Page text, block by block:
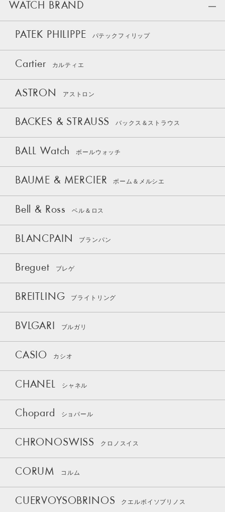
WATCH BRAND
PATEK PHILIPPE パテックフィリップ
Cartier カルティエ
ASTRON アストロン
BACKES & STRAUSS バックス＆ストラウス
BALL Watch ボールウォッチ
BAUME & MERCIER ボーム＆メルシエ
Bell & Ross ベル＆ロス
BLANCPAIN ブランパン
Breguet ブレゲ
BREITLING ブライトリング
BVLGARI ブルガリ
CASIO カシオ
CHANEL シャネル
Chopard ショパール
CHRONOSWISS クロノスイス
CORUM コルム
CUERVOYSOBRINOS クエルボイソブリノス